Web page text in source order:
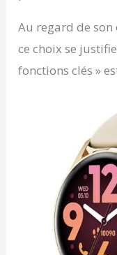
Au regard de
ce choix se
fonctions clés »